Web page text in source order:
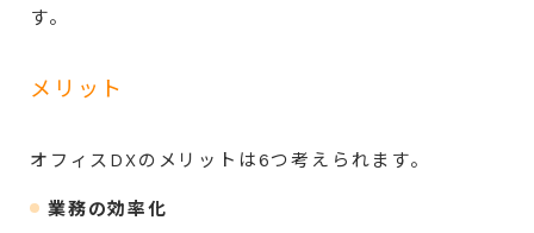
す。
メリット
オフィスDXのメリットは6つ考えられます。
業務の効率化